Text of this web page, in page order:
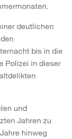
deutlichen
bis in die
Polizei in dieser
und
Jahren zu
hinweg